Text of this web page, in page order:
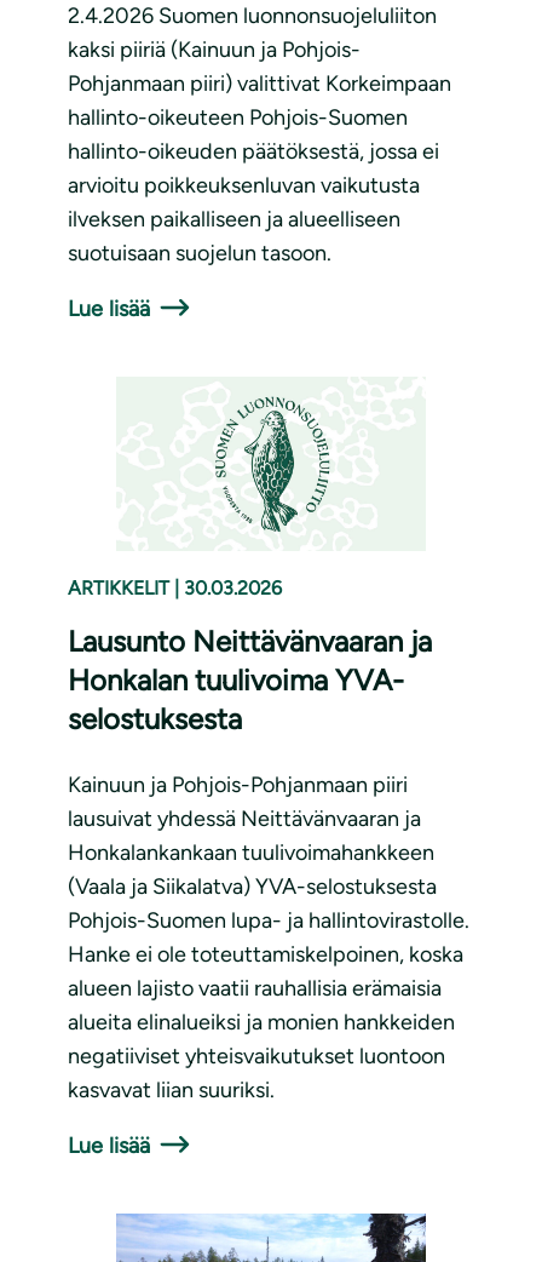
2.4.2026 Suomen luonnonsuojeluliiton
kaksi piiriä (Kainuun ja Pohjois-
Pohjanmaan piiri) valittivat Korkeimpaan
hallinto-oikeuteen Pohjois-Suomen
hallinto-oikeuden päätöksestä, jossa ei
arvioitu poikkeuksenluvan vaikutusta
ilveksen paikalliseen ja alueelliseen
suotuisaan suojelun tasoon.
Lue lisää
ARTIKKELIT 30.03.2026
Lausunto Neittävänvaaran ja
Honkalan tuulivoima YVA-
selostuksesta
Kainuun ja Pohjois-Pohjanmaan piiri
lausuivat yhdessä Neittävänvaaran ja
Honkalankankaan tuulivoimahankkeen
(Vaala ja Siikalatva) YVA-selostuksesta
Pohjois-Suomen lupa- ja hallintovirastolle.
Hanke ei ole toteuttamiskelpoinen, koska
alueen lajisto vaatii rauhallisia erämaisia
alueita elinalueiksi ja monien hankkeiden
negatiiviset yhteisvaikutukset luontoon
kasvavat liian suuriksi.
Lue lisää